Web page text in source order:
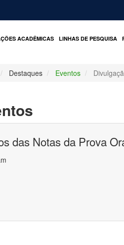
ACADÊMICAS LINHAS DE PESQUISA
Destaques Eventos
das Notas da Prova